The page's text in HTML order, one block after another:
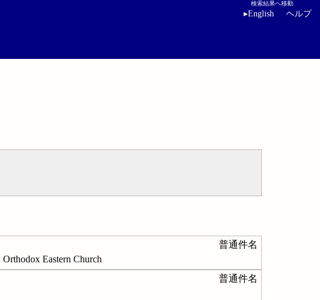
検索結果へ移動
▸English ヘルプ
普通件名
Eastern Church
普通件名